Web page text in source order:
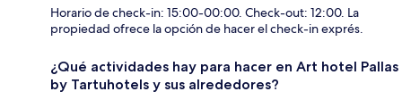
Horario de check-in: 15:00-00:00. Check-out: 12:00. La
propiedad ofrece la opción de hacer el check-in exprés.
¿Qué actividades hay para hacer en Art hotel Pallas
by Tartuhotels y sus alrededores?